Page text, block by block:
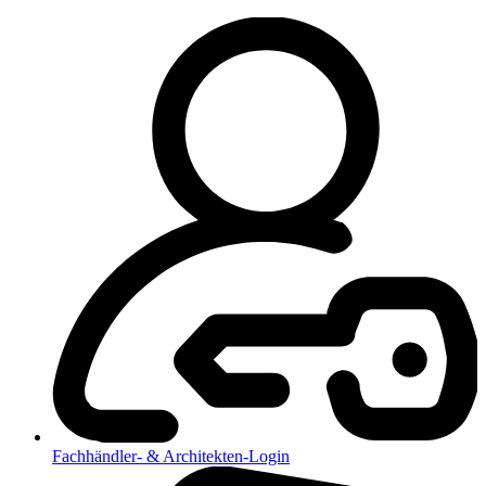
Fachhändler- & Architekten-Login